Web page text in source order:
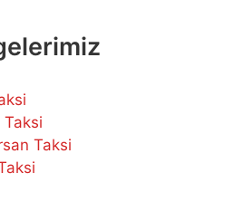
Taksi
Taksi